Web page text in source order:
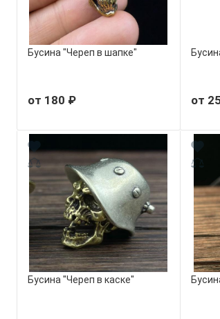
Бусина "Череп в шапке"
от 180 ₽ от
Бусина "Череп в каске"